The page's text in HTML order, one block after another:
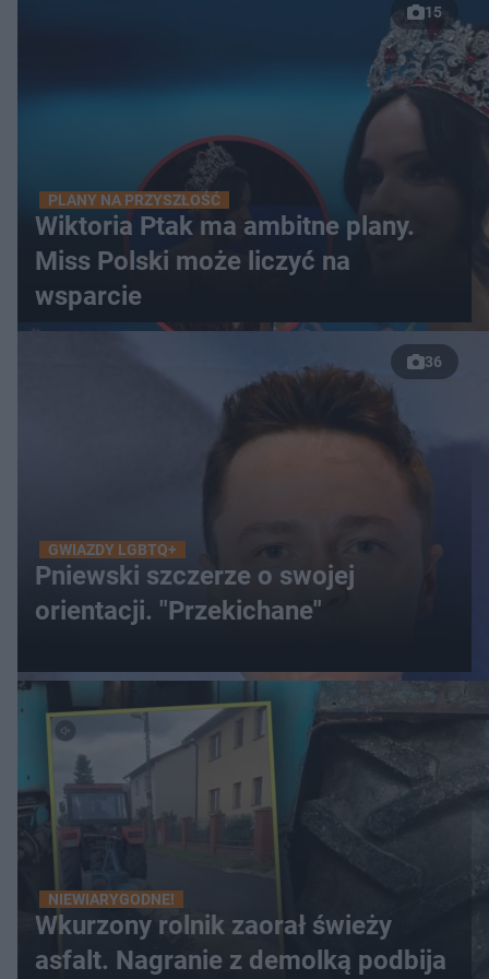
15
PLANY NA PRZYSZŁOŚĆ
Wiktoria Ptak ma ambitne plany.
Miss Polski może liczyć na
wsparcie
36
GWIAZDY LGBTQ+
Pniewski szczerze o swojej
orientacji. "Przekichane"
NIEWIARYGODNE!
Wkurzony rolnik zaorał świeży
asfalt. Nagranie z demolką podbija